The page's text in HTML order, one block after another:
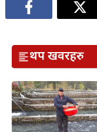
थप खवरहरु